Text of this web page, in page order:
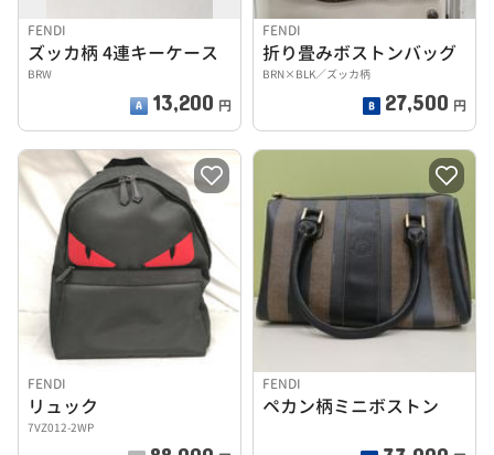
FENDI
ズッカ柄 4連キーケース
BRW
13,200 円
FENDI
折り畳みボストンバッグ
BRN×BLK／ズッカ柄
27,500 円
FENDI
リュック
7VZ012-2WP
FENDI
ペカン柄ミニボストン